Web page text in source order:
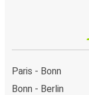
Paris - Bonn
Bonn - Berlin